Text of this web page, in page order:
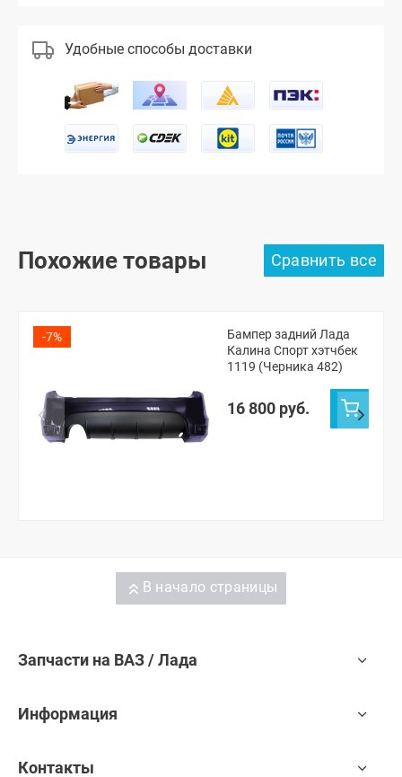
Удобные способы доставки
Похожие товары
-7%
Бампер задний Лада
Калина Спорт хэтчбек
1119 (Черника 482)
16 800 руб.
В начало страницы
Запчасти на ВАЗ / Лада
Информация
Контакты